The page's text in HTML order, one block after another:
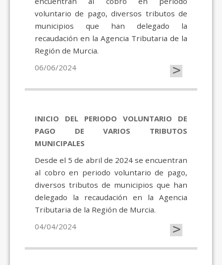
voluntario de pago, diversos tributos de
municipios que han delegado la
recaudación en la Agencia Tributaria de la
Región de Murcia.
06/06/2024
>
INICIO DEL PERIODO VOLUNTARIO DE
PAGO DE VARIOS TRIBUTOS
MUNICIPALES
Desde el 5 de abril de 2024 se encuentran
al cobro en periodo voluntario de pago,
diversos tributos de municipios que han
delegado la recaudación en la Agencia
Tributaria de la Región de Murcia.
04/04/2024
>